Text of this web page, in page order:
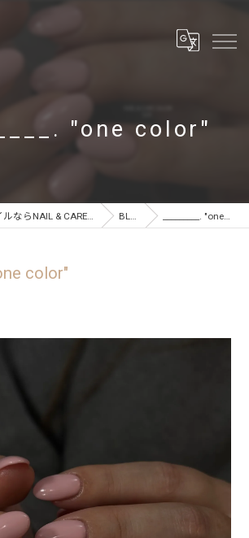
"one color"
東京都原宿のネイルならNAIL & CARE SALON LUX BLOG _________. "one color"
color"